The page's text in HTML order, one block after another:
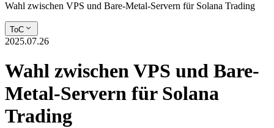
Wahl zwischen VPS und Bare-Metal-Servern für Solana Trading
ToC
2025.07.26
Wahl zwischen VPS und Bare-
Metal-Servern für Solana
Trading